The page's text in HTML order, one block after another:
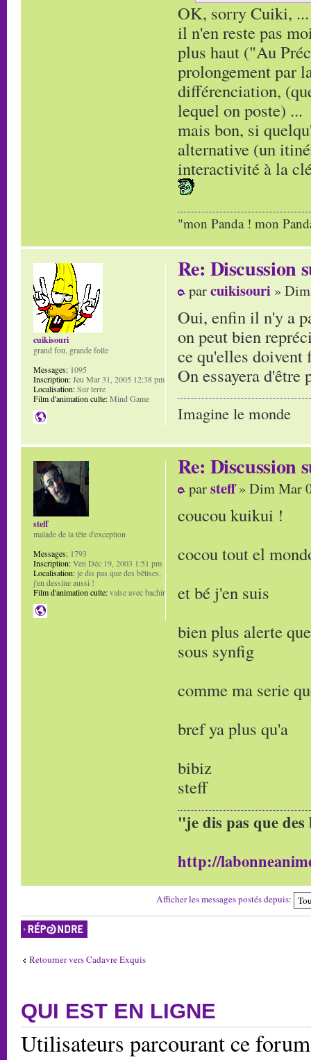
OK, sorry Cuiki,
il n'en reste pas
plus haut ("Au
prolongement par
différenciation,
lequel on poste) ...
mais bon, si
alternative (un
interactivité à la
"mon Panda ! mon
Re: Discussion
parcuikisouri »
Oui, enfin il n'y a
on peut bien
ce qu'elles doivent
On essayera d'être
Imagine le monde
cuikisouri
grand fou, grande folle
Messages: 1095
Inscription:Jeu Mar 31, 2005 12:38 pm
Localisation:Sur terre
Film d'animation culte:Mind Game
Re: Discussion
parsteff» Dim Mar
coucou kuikui !
cocou tout el
et bé j'en suis
bien plus alerte
sous synfig
comme ma serie
bref ya plus qu'a
bibiz
steff
"je dis pas que
http://
steff
malade de la tête d'exception
Messages: 1793
Inscription:Ven Déc 19, 2003 1:51 pm
Localisation: je dis pas que des bêtises,
j'en dessine aussi !
Film d'animation culte:valse avec bachir
Afficher les messages postés depuis:
Répondre
Retourner vers Cadavre Exquis
QUI EST EN LIGNE
Utilisateurs parcourant ce